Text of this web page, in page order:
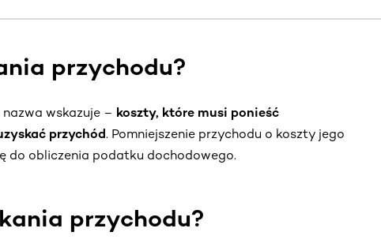
przychodu?
wskazuje – koszty, które musi ponieść
przychód. Pomniejszenie przychodu o koszty jego
do obliczenia podatku dochodowego.
przychodu?